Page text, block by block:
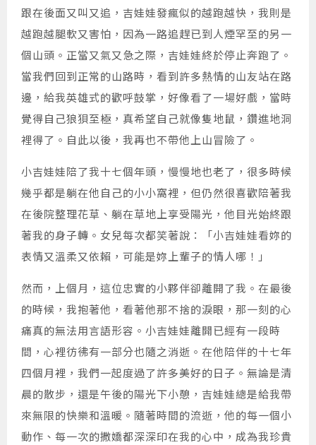
跟在後面又叫又追，吉娃娃發瘋似的越跑越快，我則是
越跑越腿軟又害怕，因為一路追趕已到人煙罕至的另一
個山頭。正當又氣又急之際，吉娃娃終於停止奔跑了。
當我們回到正常的山路時，看到許多熱情的山友站在路
邊，給我英雄式的歡呼鼓掌，好像看了一場好戲，當時
覺得自己狼狽至極，真希望自己就像隻地鼠，鑽進地洞
裡得了。自此以後，我再也不帶他上山冒險了。
小吉娃娃陪了我十七個年頭，慢慢地也老了，很多時候
幾乎都是躺在他自己的小小窩裡，但仍然很喜歡陪著我
在後院整理花草、躺在草地上享受陽光，他目光始終跟
著我的身子轉。女兒每次都笑著說：「小吉娃娃看妳的
表情又溫柔又依賴，可能是妳上輩子的情人哪！」
然而，上個月，這位忠實的小夥伴卻離開了我。在最後
的時候，我抱著他，看著他那不捨的淚眼，那一刻的心
痛真的無法用言語形容。小吉娃娃離開已經有一段時
間，心裡彷彿有一部分也隨之消逝。在他陪伴的十七年
四個月裡，我們一起度過了許多美好的日子。無論是清
晨的散步，還是午後的陽光下小憩，吉娃娃總是給我帶
來無限的快樂和溫暖。隨著時間的流逝，他的每一個小
動作、每一次的撒嬌都深深印在我的心中，成為我珍貴